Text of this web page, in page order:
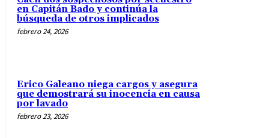
en Capitán Bado y continúa la
búsqueda de otros implicados
febrero 24, 2026
Erico Galeano niega cargos y asegura
que demostrará su inocencia en causa
por lavado
febrero 23, 2026